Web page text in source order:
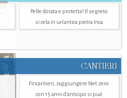
Pelle dorata e protetta? Il segreto
si cela in un’antica pietra Inca
CANTIERI
Fincantieri, raggiungere Net zero
con 15 anni d'anticipo si può